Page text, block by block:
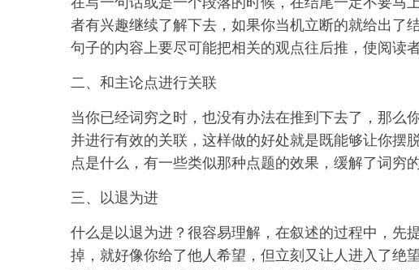
者有兴趣继续了解下去，如果你当机立断的就给出了
句子的内容上要尽可能把相关的观点往后推，使阅读
二、和主论点进行关联
当你已经词穷之时，也没有办法在推到下去了，那么
并进行有效的关联，这样做的好处就是既能够让你摆
点是什么，有一些类似那种点题的效果，缓解了词穷
三、以退为进
什么是以退为进？很容易理解，在叙述的过程中，先
掉，就好像你给了他人希望，但立刻又让人进入了绝